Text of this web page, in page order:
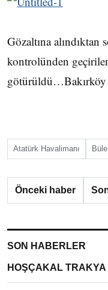
Gözaltına alındıktan
kontrolünden
götürüldü…Bakırköy
Atatürk Havalimanı
Önceki haber
SON HABERLER
HOŞÇAKAL